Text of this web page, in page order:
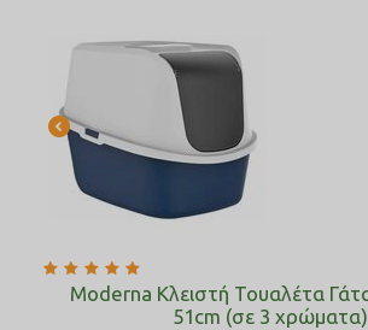
Moderna Κλειστή Τουαλέτα
51cm (σε 3 χρώματα)